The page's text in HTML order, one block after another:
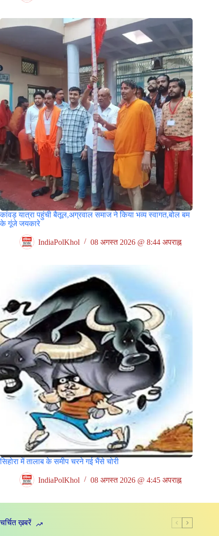
कांवड़ यात्रा पहुंची बैतूल,अग्रवाल समाज ने किया भव्य स्वागत,बोल बम
के गूंजे जयकारे
IndiaPolKhol 08 अगस्त 2026 @ 8:44 अपराह्न
सिहोरा में तालाब के समीप चरने गई भैंसे चोरी
IndiaPolKhol 08 अगस्त 2026 @ 4:45 अपराह्न
चर्चित ख़बरें